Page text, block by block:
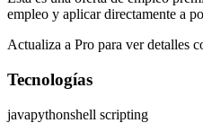
empleo y aplicar directamente a
Actualiza a Pro para ver detalles
Tecnologías
javapythonshell scripting